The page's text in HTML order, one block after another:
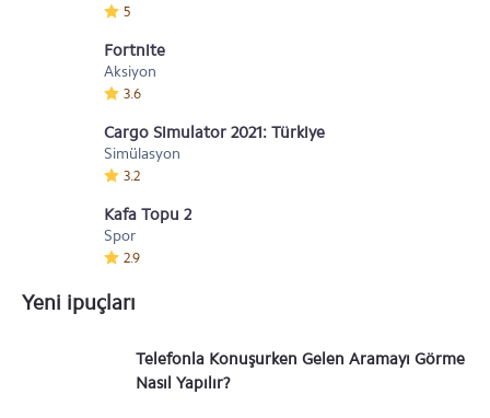
5
Fortnite
Aksiyon
3.6
Cargo Simulator 2021: Türkiye
Simülasyon
3.2
Kafa Topu 2
Spor
2.9
Yeni ipuçları
Telefonla Konuşurken Gelen Aramayı Görme
Nasıl Yapılır?